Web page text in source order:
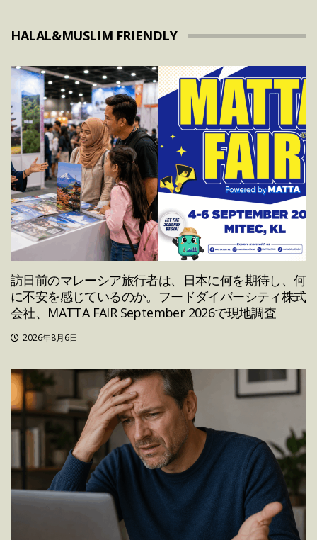
HALAL&MUSLIM FRIENDLY
訪日前のマレーシア旅行者は、日本に何を期待し、何
に不安を感じているのか。フードダイバーシティ株式
会社、MATTA FAIR September 2026で現地調査
2026年8月6日